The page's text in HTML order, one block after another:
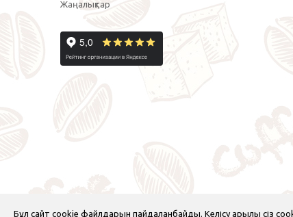
Бұл сайт cookie файлдарын пайдаланбайды. Келісу арқылы сіз
Жаңалықтар